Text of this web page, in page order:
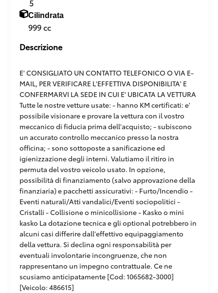
5
Cilindrata
999 cc
Descrizione
E' CONSIGLIATO UN CONTATTO TELEFONICO O VIA E-
MAIL, PER VERIFICARE L'EFFETTIVA DISPONIBILITA' E
CONFERMARVI LA SEDE IN CUI E' UBICATA LA VETTURA
Tutte le nostre vetture usate: - hanno KM certificati: e'
possibile visionare e provare la vettura con il vostro
meccanico di fiducia prima dell'acquisto; - subiscono
un accurato controllo meccanico presso la nostra
officina; - sono sottoposte a sanificazione ed
igienizzazione degli interni. Valutiamo il ritiro in
permuta del vostro veicolo usato. In opzione,
possibilità di finanziamento (salvo approvazione della
finanziaria) e pacchetti assicurativi: - Furto/Incendio -
Eventi naturali/Atti vandalici/Eventi sociopolitici -
Cristalli - Collisione o minicollisione - Kasko o mini
kasko La dotazione tecnica e gli optional potrebbero in
alcuni casi differire dall'effettivo equipaggiamento
della vettura. Si declina ogni responsabilità per
eventuali involontarie incongruenze, che non
rappresentano un impegno contrattuale. Ce ne
scusiamo anticipatamente [Cod: 1065682-3000]
[Veicolo: 486615]